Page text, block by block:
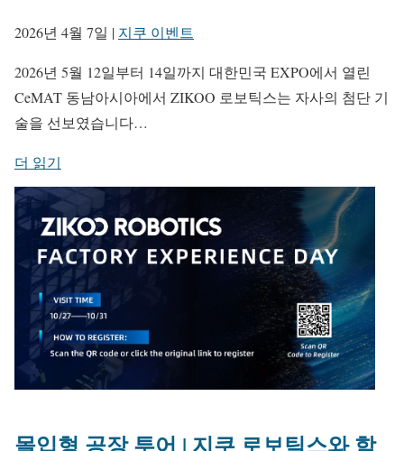
2026년 4월 7일 | 지쿠 이벤트
2026년 5월 12일부터 14일까지 대한민국 EXPO에서 열린
CeMAT 동남아시아에서 ZIKOO 로보틱스는 자사의 첨단 기
술을 선보였습니다…
더 읽기
몰입형 공장 투어 | 지쿠 로보틱스와 함